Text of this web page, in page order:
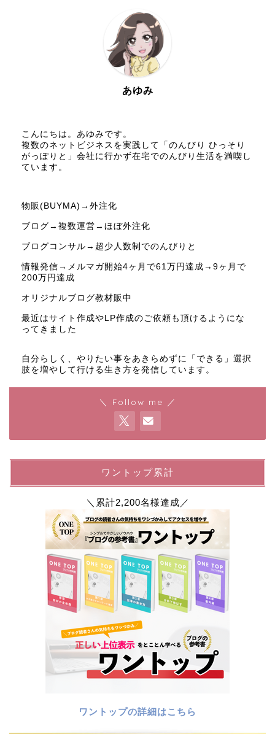
あゆみ
こんにちは。あゆみです。
複数のネットビジネスを実践して「のんびり ひっそり
がっぽりと」会社に行かず在宅でのんびり生活を満喫し
ています。
物販(BUYMA)→外注化
ブログ→複数運営→ほぼ外注化
ブログコンサル→超少人数制でのんびりと
情報発信→メルマガ開始4ヶ月で61万円達成→9ヶ月で
200万円達成
オリジナルブログ教材販中
最近はサイト作成やLP作成のご依頼も頂けるようにな
ってきました
自分らしく、やりたい事をあきらめずに「できる」選択
肢を増やして行ける生き方を発信しています。
＼ Follow me ／
ワントップ累計
＼累計2,200名様達成／
ワントップの詳細はこちら